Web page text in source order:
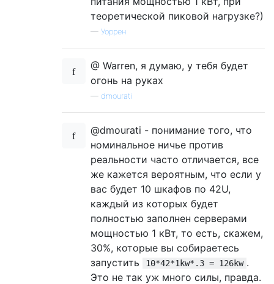
теоретической пиковой нагрузке?)
— Уоррен
@ Warren, я думаю, у тебя будет
огонь на руках
dmourati
@dmourati - понимание того, что
номинальное ничье против
реальности часто отличается, все
же кажется вероятным, что если у
вас будет 10 шкафов по 42U,
каждый из которых будет
полностью заполнен серверами
мощностью 1 кВт, то есть, скажем,
30%, которые вы собираетесь
запустить
10*42*1kw*.3 = 126kw .
Это не так уж много силы, правда.